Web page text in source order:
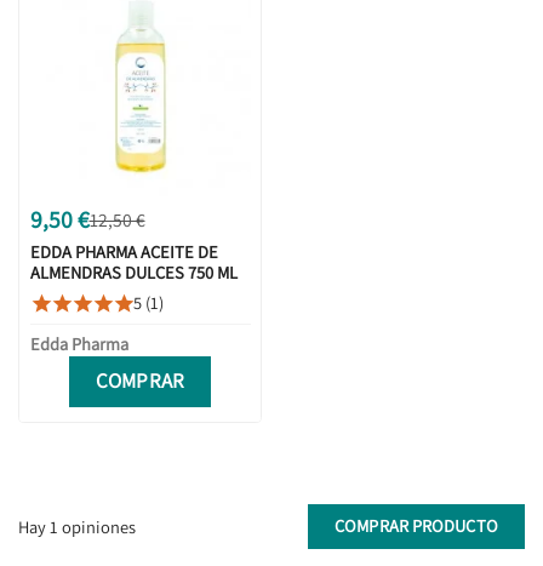
9,50 €12,50 €
EDDA PHARMA ACEITE DE
ALMENDRAS DULCES 750 ML
5 (1)
Edda Pharma
COMPRAR
Hay 1 opiniones COMPRAR PRODUCTO